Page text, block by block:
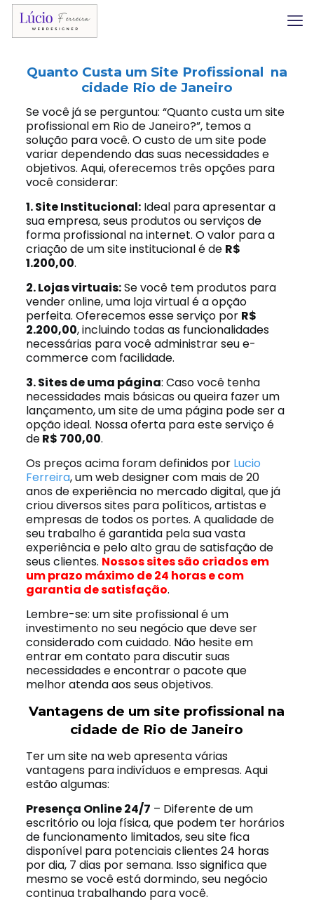
Quanto Custa um Site Profissional na
cidade Rio de Janeiro
Se você já se perguntou: “Quanto custa um site
profissional em Rio de Janeiro?”, temos a
solução para você. O custo de um site pode
variar dependendo das suas necessidades e
objetivos. Aqui, oferecemos três opções para
você considerar:
1. Site Institucional:Ideal para apresentar a
sua empresa, seus produtos ou serviços de
forma profissional na internet. O valor para a
criação de um site institucional é de R$
1.200,00.
2. Lojas virtuais:Se você tem produtos para
vender online, uma loja virtual é a opção
perfeita. Oferecemos esse serviço por R$
2.200,00, incluindo todas as funcionalidades
necessárias para você administrar seu e-
commerce com facilidade.
3. Sites de uma página: Caso você tenha
necessidades mais básicas ou queira fazer um
lançamento, um site de uma página pode ser a
opção ideal. Nossa oferta para este serviço é
deR$ 700,00.
Os preços acima foram definidos por Lucio
Ferreira, um web designer com mais de 20
anos de experiência no mercado digital, que já
criou diversos sites para políticos, artistas e
empresas de todos os portes. A qualidade de
seu trabalho é garantida pela sua vasta
experiência e pelo alto grau de satisfação de
seus clientes. Nossos sites são criados em
um prazo máximo de 24 horas e com
garantia de satisfação.
Lembre-se: um site profissional é um
investimento no seu negócio que deve ser
considerado com cuidado. Não hesite em
entrar em contato para discutir suas
necessidades e encontrar o pacote que
melhor atenda aos seus objetivos.
Vantagens de um site profissional na
cidade de Rio de Janeiro
Ter um site na web apresenta várias
vantagens para indivíduos e empresas. Aqui
estão algumas:
Presença Online 24/7 – Diferente de um
escritório ou loja física, que podem ter horários
de funcionamento limitados, seu site fica
disponível para potenciais clientes 24 horas
por dia, 7 dias por semana. Isso significa que
mesmo se você está dormindo, seu negócio
continua trabalhando para você.